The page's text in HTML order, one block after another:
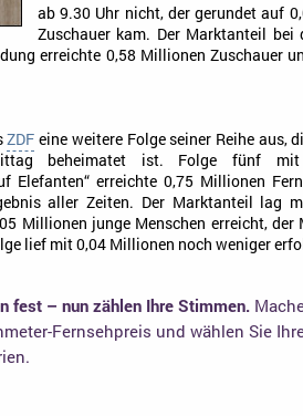
ab 9.30 Uhr nicht, der gerundet auf
Zuschauer kam. Der Marktanteil bei
erreichte 0,58 Millionen Zuschauer
ZDF eine weitere Folge seiner Reihe aus,
beheimatet ist. Folge fünf
Elefanten“ erreichte 0,75 Millionen
aller Zeiten. Der Marktanteil lag
Millionen junge Menschen erreicht,
lief mit 0,04 Millionen noch weniger
fest – nun zählen Ihre Stimmen.
Fernsehpreis und wählen Sie